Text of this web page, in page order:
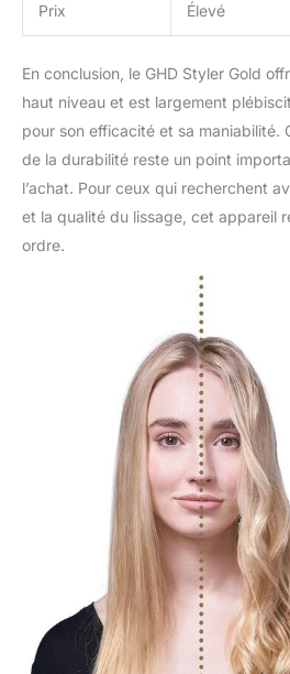
Prix Élevé
En conclusion, le GHD Styler Gold
haut niveau et est largement
pour son efficacité et sa maniabilité.
de la durabilité reste un point
l’achat. Pour ceux qui recherchent
et la qualité du lissage, cet appareil
ordre.